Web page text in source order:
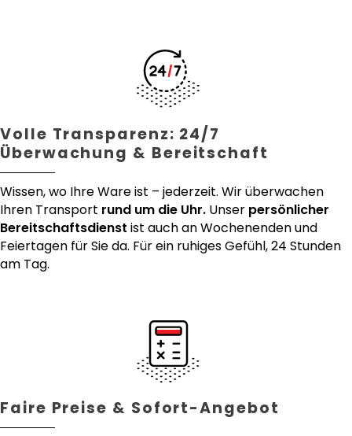
Volle Transparenz: 24/7
Überwachung & Bereitschaft
Wissen, wo Ihre Ware ist – jederzeit. Wir überwachen
Ihren Transport rund um die Uhr. Unser persönlicher
Bereitschaftsdienst ist auch an Wochenenden und
Feiertagen für Sie da. Für ein ruhiges Gefühl, 24 Stunden
am Tag.
Faire Preise & Sofort-Angebot